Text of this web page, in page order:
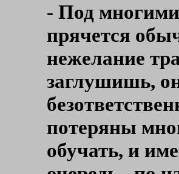
- Под
прячется
нежелание
заглушишь,
потеряны
обучать, и